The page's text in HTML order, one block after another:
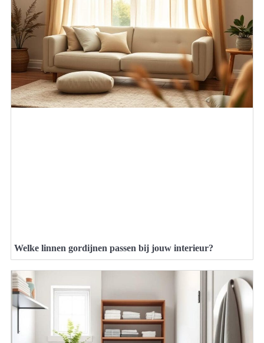
Welke linnen gordijnen passen bij jouw interieur?